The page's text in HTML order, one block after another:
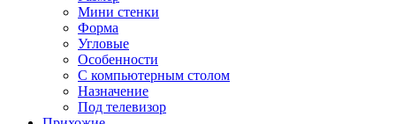
Мини стенки
Форма
Угловые
Особенности
С компьютерным столом
Назначение
Под телевизор